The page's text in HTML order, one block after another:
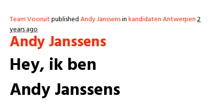
Team VooruitpublishedAndy Janssensinkandidaten Antwerpen2
years ago
Andy Janssens
Hey, ik ben
Andy Janssens